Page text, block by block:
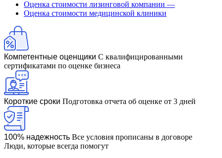
Оценка стоимости лизинговой компании —
Оценка стоимости медицинской клиники
Компетентные оценщики С квалифицированными
сертификатами по оценке бизнеса
Короткие сроки Подготовка отчета об оценке от 3 дней
100% надежность Все условия прописаны в договоре
Люди, которые всегда помогут
Бронницы
Бугульма
Бугуруслан
Бузулук
Буй
Буйнакск
Бутурлиновка
Валдай
Валуйки
Великие Луки
Великий Новгород
Великий Устюг